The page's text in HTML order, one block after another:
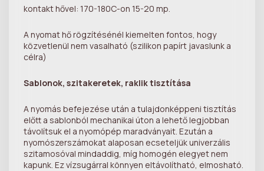
kontakt hővel: 170-180C-on 15-20 mp.
A nyomat hő rögzítésénél kiemelten fontos, hogy
közvetlenül nem vasalható (szilikon papírt javaslunk a
célra)
Sablonok, szitakeretek, raklik tisztítása
A nyomás befejezése után a tulajdonképpeni tisztítás
előtt a sablonból mechanikai úton a lehető legjobban
távolítsuk el a nyomópép maradványait. Ezután a
nyomószerszámokat alaposan ecseteljük univerzális
szitamosóval mindaddig, míg homogén elegyet nem
kapunk. Ez vízsugárral könnyen eltávolítható, elmosható.